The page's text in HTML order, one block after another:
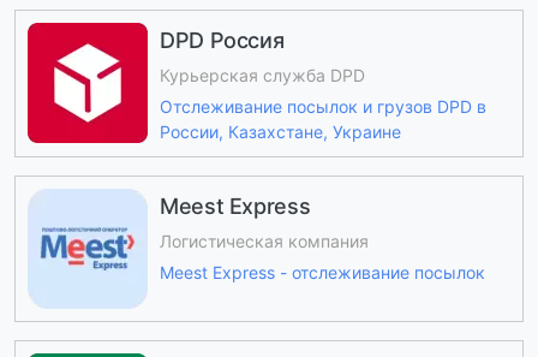
DPD Россия
Курьерская служба DPD
Отслеживание посылок и грузов DPD в
России, Казахстане, Украине
Meest Express
Логистическая компания
Meest Express - отслеживание посылок